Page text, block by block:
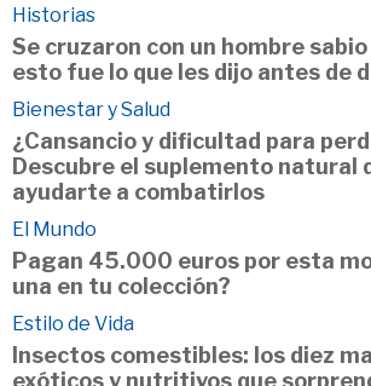
Historias
Se cruzaron con un hombre
esto fue lo que les dijo antes de
Bienestar y Salud
¿Cansancio y dificultad para
Descubre el suplemento natural
ayudarte a combatirlos
El Mundo
Pagan 45.000 euros por esta
una en tu colección?
Estilo de Vida
Insectos comestibles: los diez